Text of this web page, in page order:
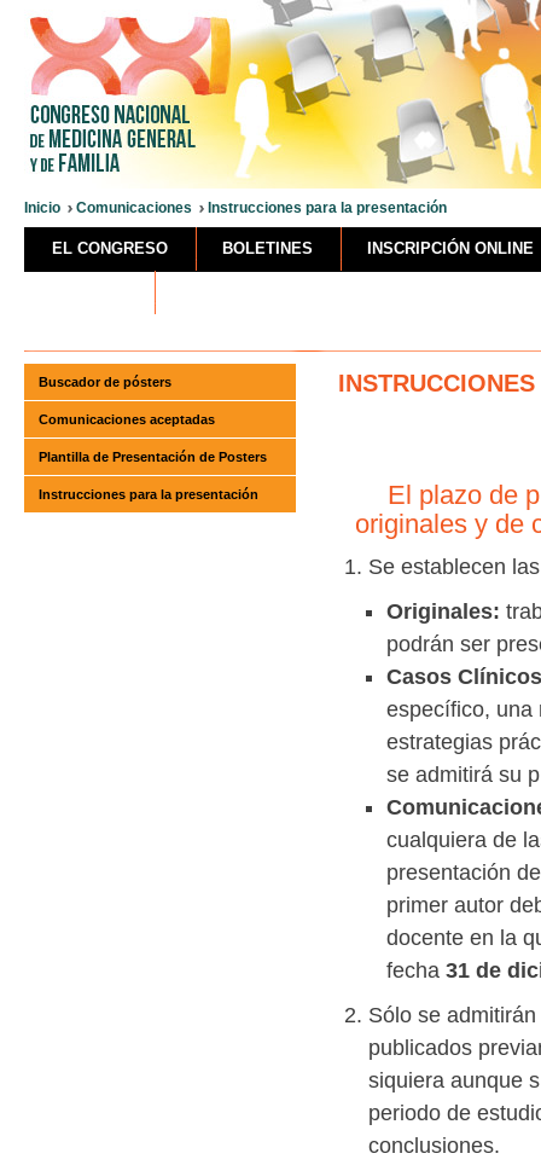
Inicio Comunicaciones Instrucciones para la presentación
EL CONGRESO BOLETINES INSCRIPCIÓN ONLINE
INSTRUCCIONES
El plazo de
originales y de
Se establecen
Originales:
podrán ser
Casos Clínicos
específico, una
estrategias
se admitirá su
cualquiera de
presentación
primer autor
docente en la
fecha 31 de
Sólo se
publicados
siquiera aunque
periodo de
conclusiones.
Buscador de pósters
Comunicaciones aceptadas
Plantilla de Presentación de Posters
Instrucciones para la presentación